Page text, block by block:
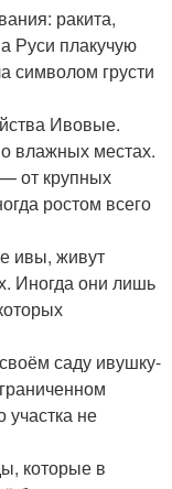
ракита,
Руси плакучую
символом грусти
Ивовые.
влажных местах.
от крупных
ростом всего
ивы, живут
Иногда они лишь
саду ивушку-
участка не
которые в